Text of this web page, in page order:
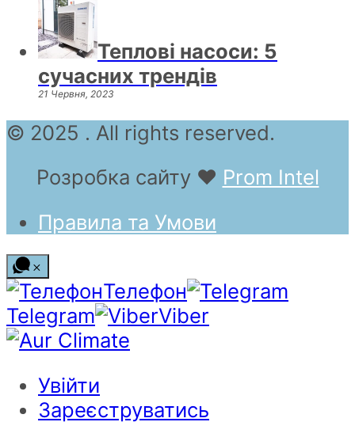
Теплові насоси: 5
сучасних трендів
21 Червня, 2023
© 2025 . All rights reserved.
Розробка сайту ❤ Prom Intel
Правила та Умови
Телефон
Telegram
Viber
Увійти
Зареєструватись